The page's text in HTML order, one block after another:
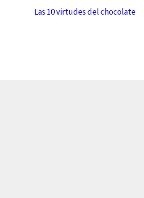
Las 10 virtudes del chocolate